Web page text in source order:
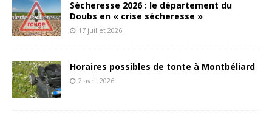
Sécheresse 2026 : le département du
Doubs en « crise sécheresse »
17 juillet 2026
Horaires possibles de tonte à Montbéliard
2 avril 2026